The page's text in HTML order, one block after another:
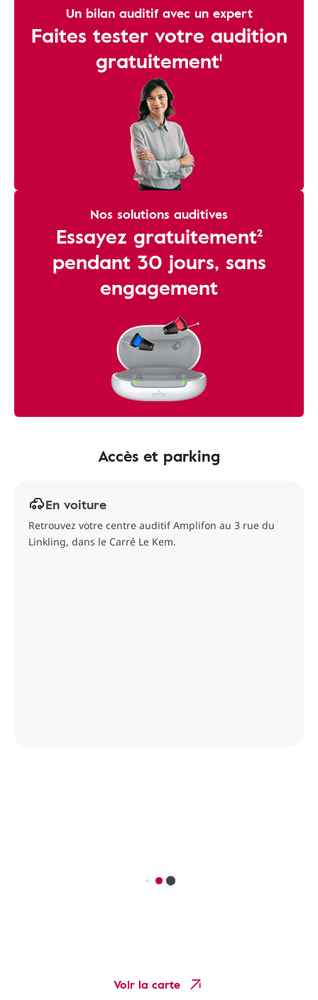
Un bilan auditif avec un expert
Faites tester votre audition
gratuitement¹
Nos solutions auditives
Essayez gratuitement²
pendant 30 jours, sans
engagement
Accès et parking
En voiture
Retrouvez votre centre auditif Amplifon au 3 rue du
Linkling, dans le Carré Le Kem.
Voir la carte